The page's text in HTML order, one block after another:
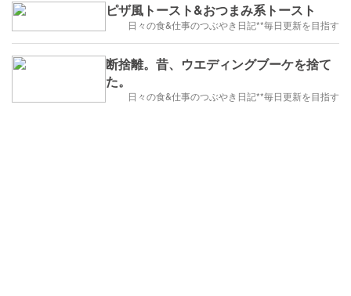
ピザ風トースト&おつまみ系トースト
日々の食&仕事のつぶやき日記**毎日更新を目指す
断捨離。昔、ウエディングブーケを捨て
た。
日々の食&仕事のつぶやき日記**毎日更新を目指す